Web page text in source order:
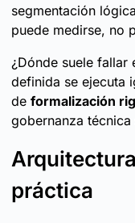
segmentación
puede medirse, no
¿Dónde suele fallar
definida se ejecuta
de formalización
gobernanza
práctica